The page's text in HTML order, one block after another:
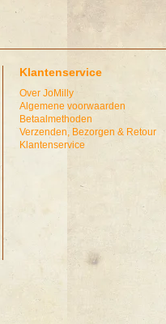
Klantenservice
Over JoMilly
Algemene voorwaarden
Betaalmethoden
Verzenden, Bezorgen & Retour
Klantenservice